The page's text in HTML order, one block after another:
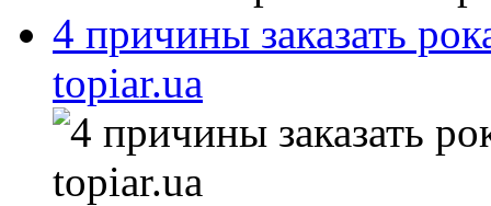
4 причины заказать
topiar.ua